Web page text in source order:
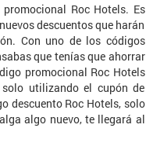
Roc Hotels. Es
descuentos que harán
Con uno de los códigos
que tenías que ahorrar
promocional Roc Hotels
utilizando el cupón de
descuento Roc Hotels, solo
algo nuevo, te llegará al